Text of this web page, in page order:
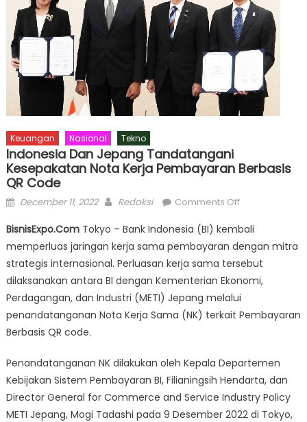
Keuangan Nasional Tekno
Indonesia Dan Jepang Tandatangani
Kesepakatan Nota Kerja Pembayaran Berbasis
QR Code
Posted
December 11, 2022 Author
Redaksi Comments Offon
dan
Jepang
Tandatangani
Kesepakatan
Nota
Kerja
QR
Code
BisnisExpo.ComTokyo – Bank Indon​esia (BI) kembali
memperluas jaringan kerja sama pembayaran dengan mitra
strategis internasional. Perluasan kerja sama tersebut
dilaksanakan antara BI dengan Kementerian Ekonomi,
Perdagangan, dan Industri (METI) Jepang melalui
penandatanganan Nota Kerja Sama (NK) terkait Pembayaran
Berbasis QR code.
Penandatanganan NK dilakukan oleh Kepala Departemen
Kebijakan Sistem Pembayaran BI, Filianingsih Hendarta, dan
Director General for Commerce and Service Industry Policy
METI Jepang, Mogi Tadashi pada 9 Desember 2022 di Tokyo,